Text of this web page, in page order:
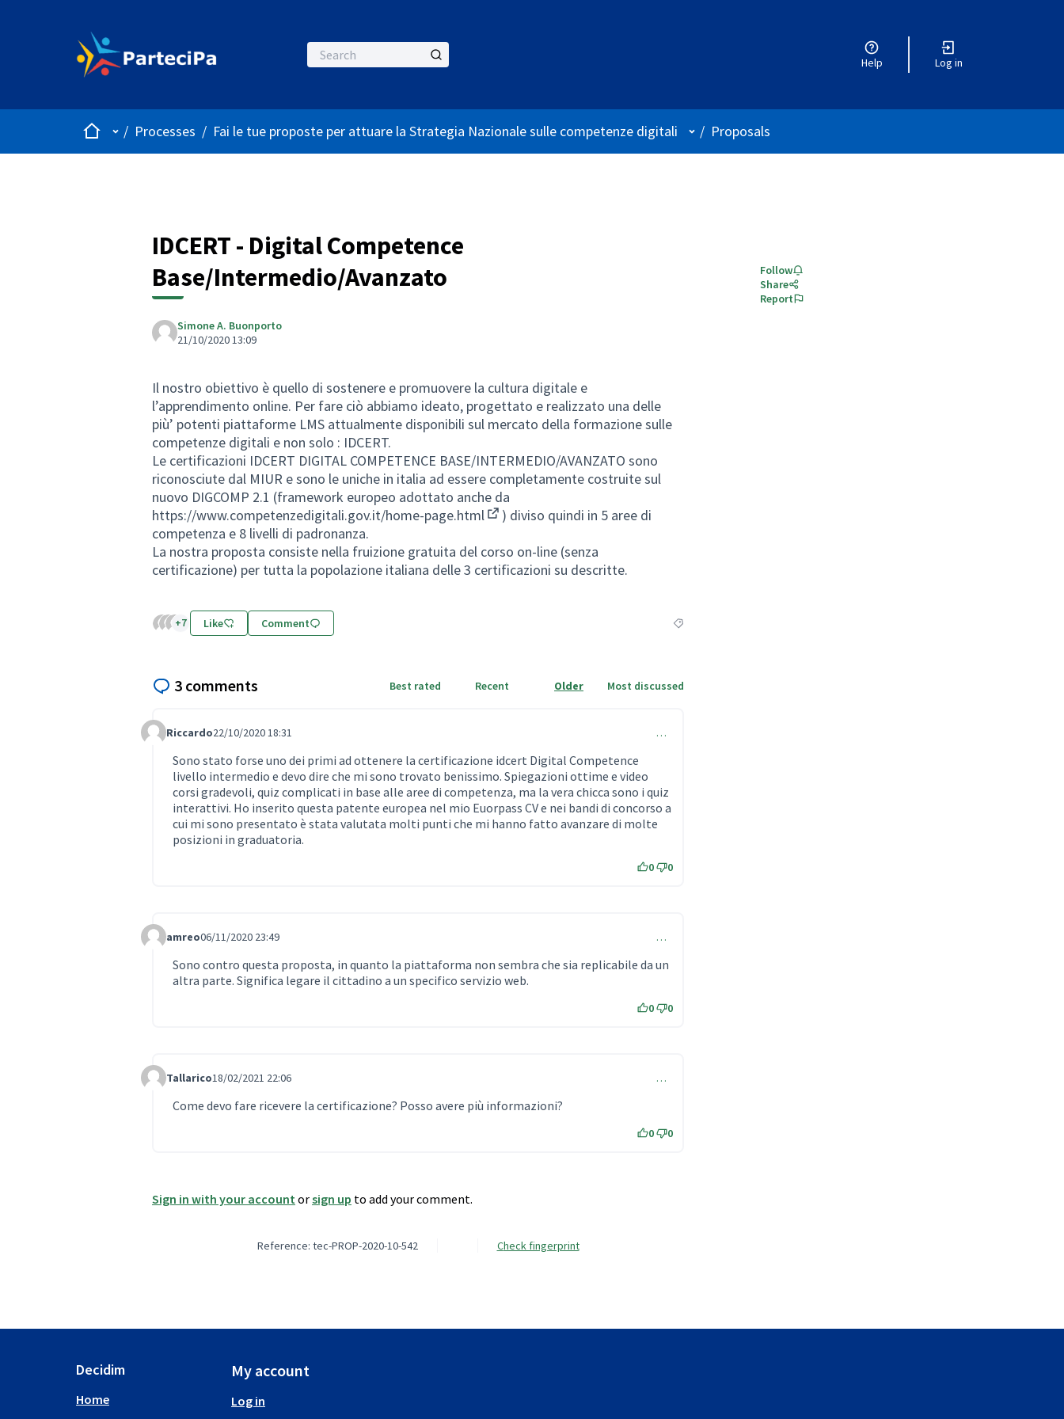
Help Log in
HomeMain menu
/ Processes / Fai le tue proposte per attuare la Strategia Nazionale sulle competenze digitali User menu
/ Proposals
IDCERT - Digital Competence
Base/Intermedio/Avanzato
Simone A. Buonporto
21/10/2020 13:09
Il nostro obiettivo è quello di sostenere e promuovere la cultura digitale e
l’apprendimento online. Per fare ciò abbiamo ideato, progettato e realizzato una delle
più’ potenti piattaforme LMS attualmente disponibili sul mercato della formazione sulle
competenze digitali e non solo : IDCERT.
Le certificazioni IDCERT DIGITAL COMPETENCE BASE/INTERMEDIO/AVANZATO sono
riconosciute dal MIUR e sono le uniche in italia ad essere completamente costruite sul
nuovo DIGCOMP 2.1 (framework europeo adottato anche da
https://www.competenzedigitali.gov.it/home-page.html
(External link)
) diviso quindi in 5 aree di
competenza e 8 livelli di padronanza.
La nostra proposta consiste nella fruizione gratuita del corso on-line (senza
certificazione) per tutta la popolazione italiana delle 3 certificazioni su descritte.
+7 Like Comment Filter results for category:
Follow
Share
Report
3 comments Best rated Recent Older Most discussed
Comment 328
Riccardo22/10/2020 18:31 …
Sono stato forse uno dei primi ad ottenere la certificazione idcert Digital Competence
livello intermedio e devo dire che mi sono trovato benissimo. Spiegazioni ottime e video
corsi gradevoli, quiz complicati in base alle aree di competenza, ma la vera chicca sono i quiz
interattivi. Ho inserito questa patente europea nel mio Euorpass CV e nei bandi di concorso a
cui mi sono presentato è stata valutata molti punti che mi hanno fatto avanzare di molte
posizioni in graduatoria.
0 0
Comment 341
amreo06/11/2020 23:49 …
Sono contro questa proposta, in quanto la piattaforma non sembra che sia replicabile da un
altra parte. Significa legare il cittadino a un specifico servizio web.
0 0
Comment 408
Tallarico18/02/2021 22:06 …
Come devo fare ricevere la certificazione? Posso avere più informazioni?
0 0
Sign in with your accountorsign up to add your comment.
Reference: tec-PROP-2020-10-542 Check fingerprint
Decidim
Home
My account
Log in